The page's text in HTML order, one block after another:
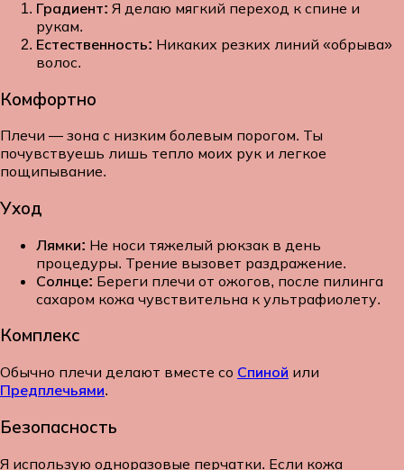
Градиент: Я делаю мягкий переход к спине и
рукам.
Естественность: Никаких резких линий «обрыва»
волос.
Комфортно
Плечи — зона с низким болевым порогом. Ты
почувствуешь лишь тепло моих рук и легкое
пощипывание.
Уход
Лямки: Не носи тяжелый рюкзак в день
процедуры. Трение вызовет раздражение.
Солнце: Береги плечи от ожогов, после пилинга
сахаром кожа чувствительна к ультрафиолету.
Комплекс
Обычно плечи делают вместе со Спиной или
Предплечьями.
Безопасность
Я использую одноразовые перчатки. Если кожа